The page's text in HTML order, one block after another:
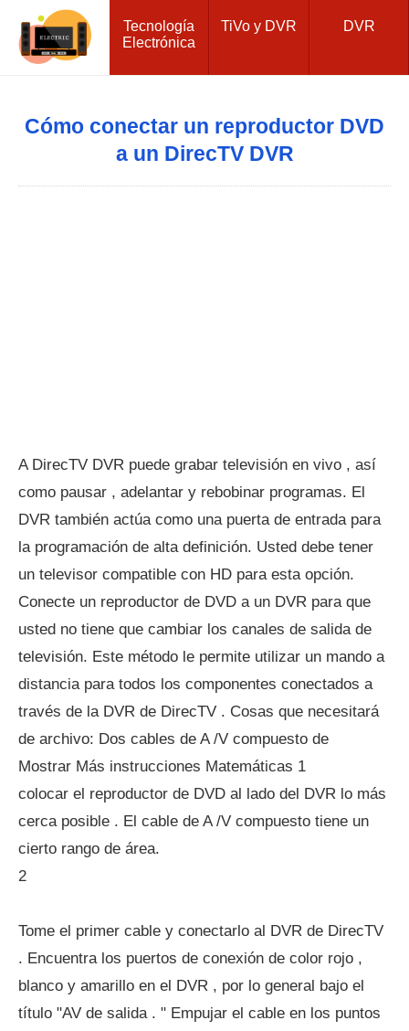
Tecnología
Electrónica
TiVo y DVR DVR
Cómo conectar un reproductor DVD
a un DirecTV DVR
A DirecTV DVR puede grabar televisión en vivo , así
como pausar , adelantar y rebobinar programas. El
DVR también actúa como una puerta de entrada para
la programación de alta definición. Usted debe tener
un televisor compatible con HD para esta opción.
Conecte un reproductor de DVD a un DVR para que
usted no tiene que cambiar los canales de salida de
televisión. Este método le permite utilizar un mando a
distancia para todos los componentes conectados a
través de la DVR de DirecTV . Cosas que necesitará
de archivo: Dos cables de A /V compuesto de
Mostrar Más instrucciones Matemáticas 1
colocar el reproductor de DVD al lado del DVR lo más
cerca posible . El cable de A /V compuesto tiene un
cierto rango de área.
2
Tome el primer cable y conectarlo al DVR de DirecTV
. Encuentra los puertos de conexión de color rojo ,
blanco y amarillo en el DVR , por lo general bajo el
título "AV de salida . " Empujar el cable en los puntos